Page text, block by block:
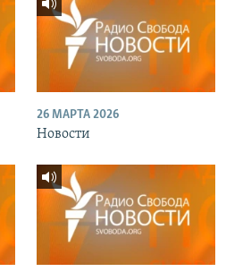
26 МАРТА 2026
Новости